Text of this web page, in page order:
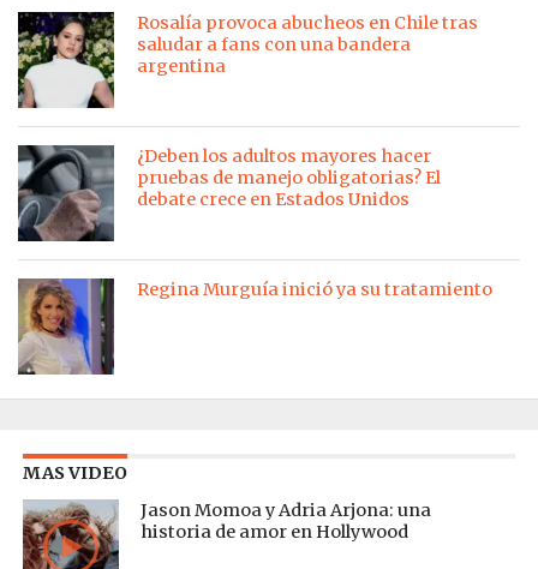
Rosalía provoca abucheos en Chile tras
saludar a fans con una bandera
argentina
¿Deben los adultos mayores hacer
pruebas de manejo obligatorias? El
debate crece en Estados Unidos
Regina Murguía inició ya su tratamiento
MAS VIDEO
Jason Momoa y Adria Arjona: una
historia de amor en Hollywood